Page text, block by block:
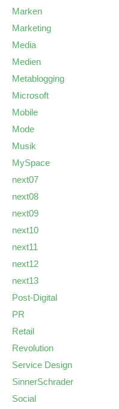
Marken
Marketing
Media
Medien
Metablogging
Microsoft
Mobile
Mode
Musik
MySpace
next07
next08
next09
next10
next11
next12
next13
Post-Digital
PR
Retail
Revolution
Service Design
SinnerSchrader
Social